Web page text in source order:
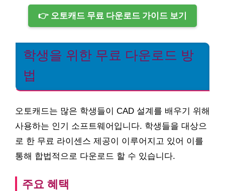
👉 오토캐드 무료 다운로드 가이드 보기
학생을 위한 무료 다운로드 방
법
오토캐드는 많은 학생들이 CAD 설계를 배우기 위해
사용하는 인기 소프트웨어입니다. 학생들을 대상으
로 한 무료 라이센스 제공이 이루어지고 있어 이를
통해 합법적으로 다운로드 할 수 있습니다.
주요 혜택